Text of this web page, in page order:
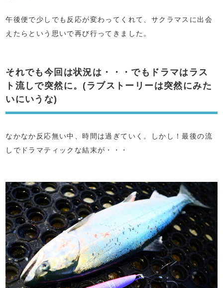
午後便で少しでも反応が変わってくれて、サクラマスに出会
えたらという思いで再び行ってきました。
それでも今回は状況は・・・でもドラマはラス
ト流しで突然に。(ラブストーリーは突然にみた
いにいうな)
なかなか反応無い中、時間は過ぎていく。しかし！最後の流
しでドラマティックな結末が・・・